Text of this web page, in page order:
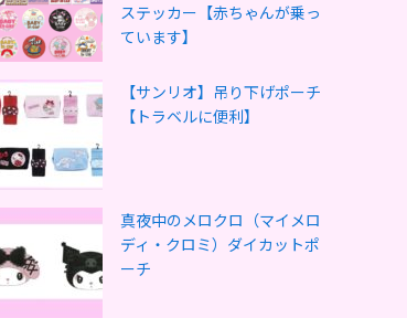
ステッカー【赤ちゃんが乗っ
ています】
【サンリオ】吊り下げポーチ
【トラベルに便利】
真夜中のメロクロ（マイメロ
ディ・クロミ）ダイカットポ
ーチ